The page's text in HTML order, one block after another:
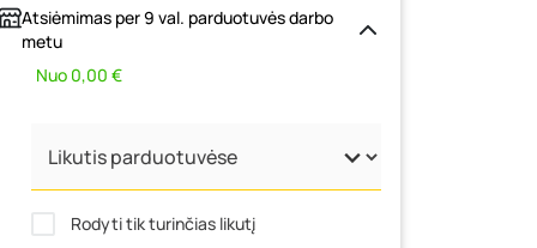
Atsiėmimas per 9 val. parduotuvės darbo
metu
Nuo 0,00 €
Rodyti tik turinčias likutį